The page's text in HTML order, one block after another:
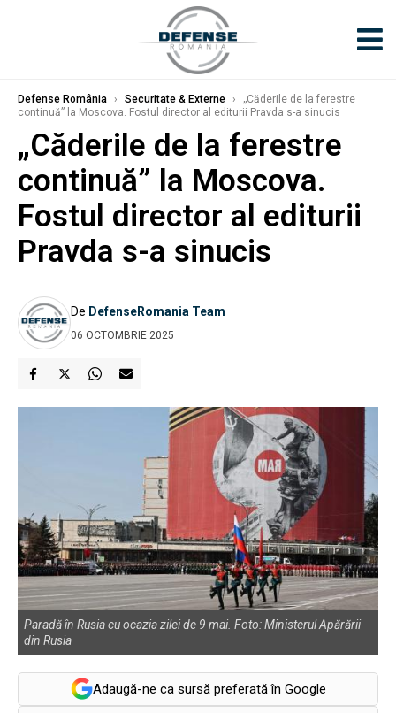
Defense România › Securitate & Externe ›
„Căderile de la ferestre
continuă” la Moscova. Fostul director al editurii Pravda s-a sinucis
„Căderile de la ferestre
continuă” la Moscova.
Fostul director al editurii
Pravda s-a sinucis
De DefenseRomania Team
06 OCTOMBRIE 2025
Paradă în Rusia cu ocazia zilei de 9 mai. Foto: Ministerul Apărării
din Rusia
Adaugă-ne ca sursă preferată în Google